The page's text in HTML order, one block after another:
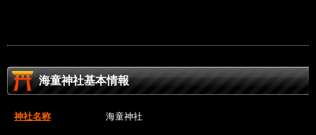
海童神社基本情報
神社名称 海童神社